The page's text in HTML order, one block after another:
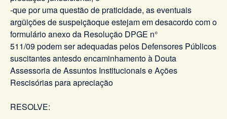
-que por uma questão de praticidade, as eventuais
argüições de suspeiçãoque estejam em desacordo com o
formulário anexo da Resolução DPGE n°
511/09 podem ser adequadas pelos Defensores Públicos
suscitantes antesdo encaminhamento à Douta
Assessoria de Assuntos Institucionais e Ações
Rescisórias para apreciação
RESOLVE: